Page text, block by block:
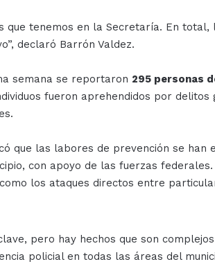
que tenemos en la Secretaría. En
declaró Barrón Valdez.
semana se reportaron 295 personas
fueron aprehendidos por
que las labores de prevención se han
con apoyo de las fuerzas
los ataques directos entre
pero hay hechos que son
policial en todas las áreas del